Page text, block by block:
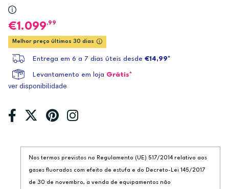
1.099,99
Melhor preço últimos 30 dias
Entrega em 6 a 7 dias úteis desde €14,99*
Levantamento em loja Grátis*
ver disponibilidade
Nos termos previstos no Regulamento (UE) 517/2014 relativo aos
gases fluorados com efeito de estufa e do Decreto-Lei 145/2017
de 30 de novembro, a venda de equipamentos não